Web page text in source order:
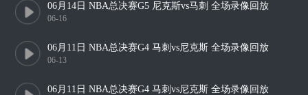
06月14日 NBA总决赛G5 尼克斯vs马刺 全场录像回放
06-16
06月11日 NBA总决赛G4 马刺vs尼克斯 全场录像回放
06-13
06月11日 NBA总决赛G4 马刺vs尼克斯 全场录像回放